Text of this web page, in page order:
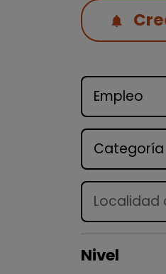
Tipo de
Categoría
Lugar
Nivel